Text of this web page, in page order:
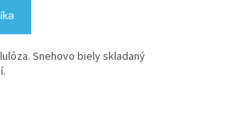
Snehovo biely skladaný